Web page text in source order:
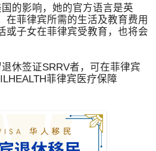
的影响，她的官方语言是英
在菲律宾所需的生活及教育费用
或子女在菲律宾受教育，也将会
休签证SRRV者，可在菲律宾
菲律宾医疗保障